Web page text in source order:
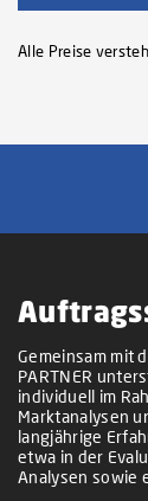
Alle Preise
Gemeinsam mit
PARTNER
individuell im
Marktanalysen
langjährige
etwa in der
Analysen sowie